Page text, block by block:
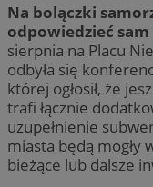
Na bolączki
odpowiedzieć
sierpnia na Placu
odbyła się
której ogłosił, że
trafi łącznie
uzupełnienie
miasta będą mogły
bieżące lub dalsze